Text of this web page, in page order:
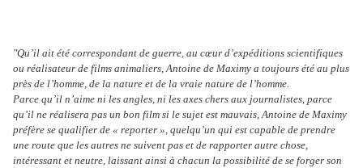
"Qu’il ait été correspondant de guerre, au cœur d’expéditions scientifiques
ou réalisateur de films animaliers, Antoine de Maximy a toujours été au plus
près de l’homme, de la nature et de la vraie nature de l’homme.
Parce qu’il n’aime ni les angles, ni les axes chers aux journalistes, parce
qu’il ne réalisera pas un bon film si le sujet est mauvais, Antoine de Maximy
préfère se qualifier de « reporter », quelqu’un qui est capable de prendre
une route que les autres ne suivent pas et de rapporter autre chose,
intéressant et neutre, laissant ainsi à chacun la possibilité de se forger son